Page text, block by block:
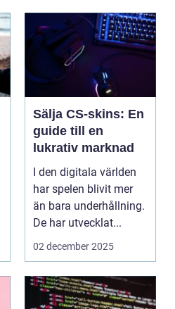
Sälja CS-skins: En
guide till en
lukrativ marknad
I den digitala världen
har spelen blivit mer
än bara underhållning.
De har utvecklat...
02 december 2025